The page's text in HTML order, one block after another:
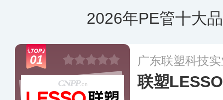
2026年PE管十大
01 广东联塑科技
联塑LESSO